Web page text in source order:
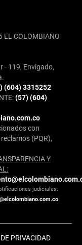
EL COLOMBIANO
- 119, Envigado,
(604) 3315252
(57) (604)
con
(PQR),
Y
judiciales:
PRIVACIDAD